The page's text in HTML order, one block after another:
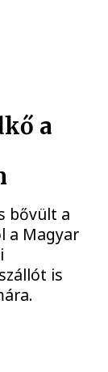
a
bővült a
a Magyar
is